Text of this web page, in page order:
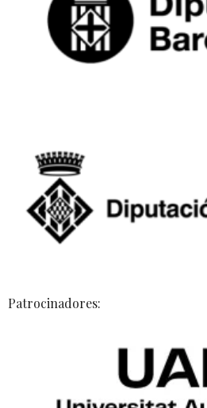
Patrocinadores: